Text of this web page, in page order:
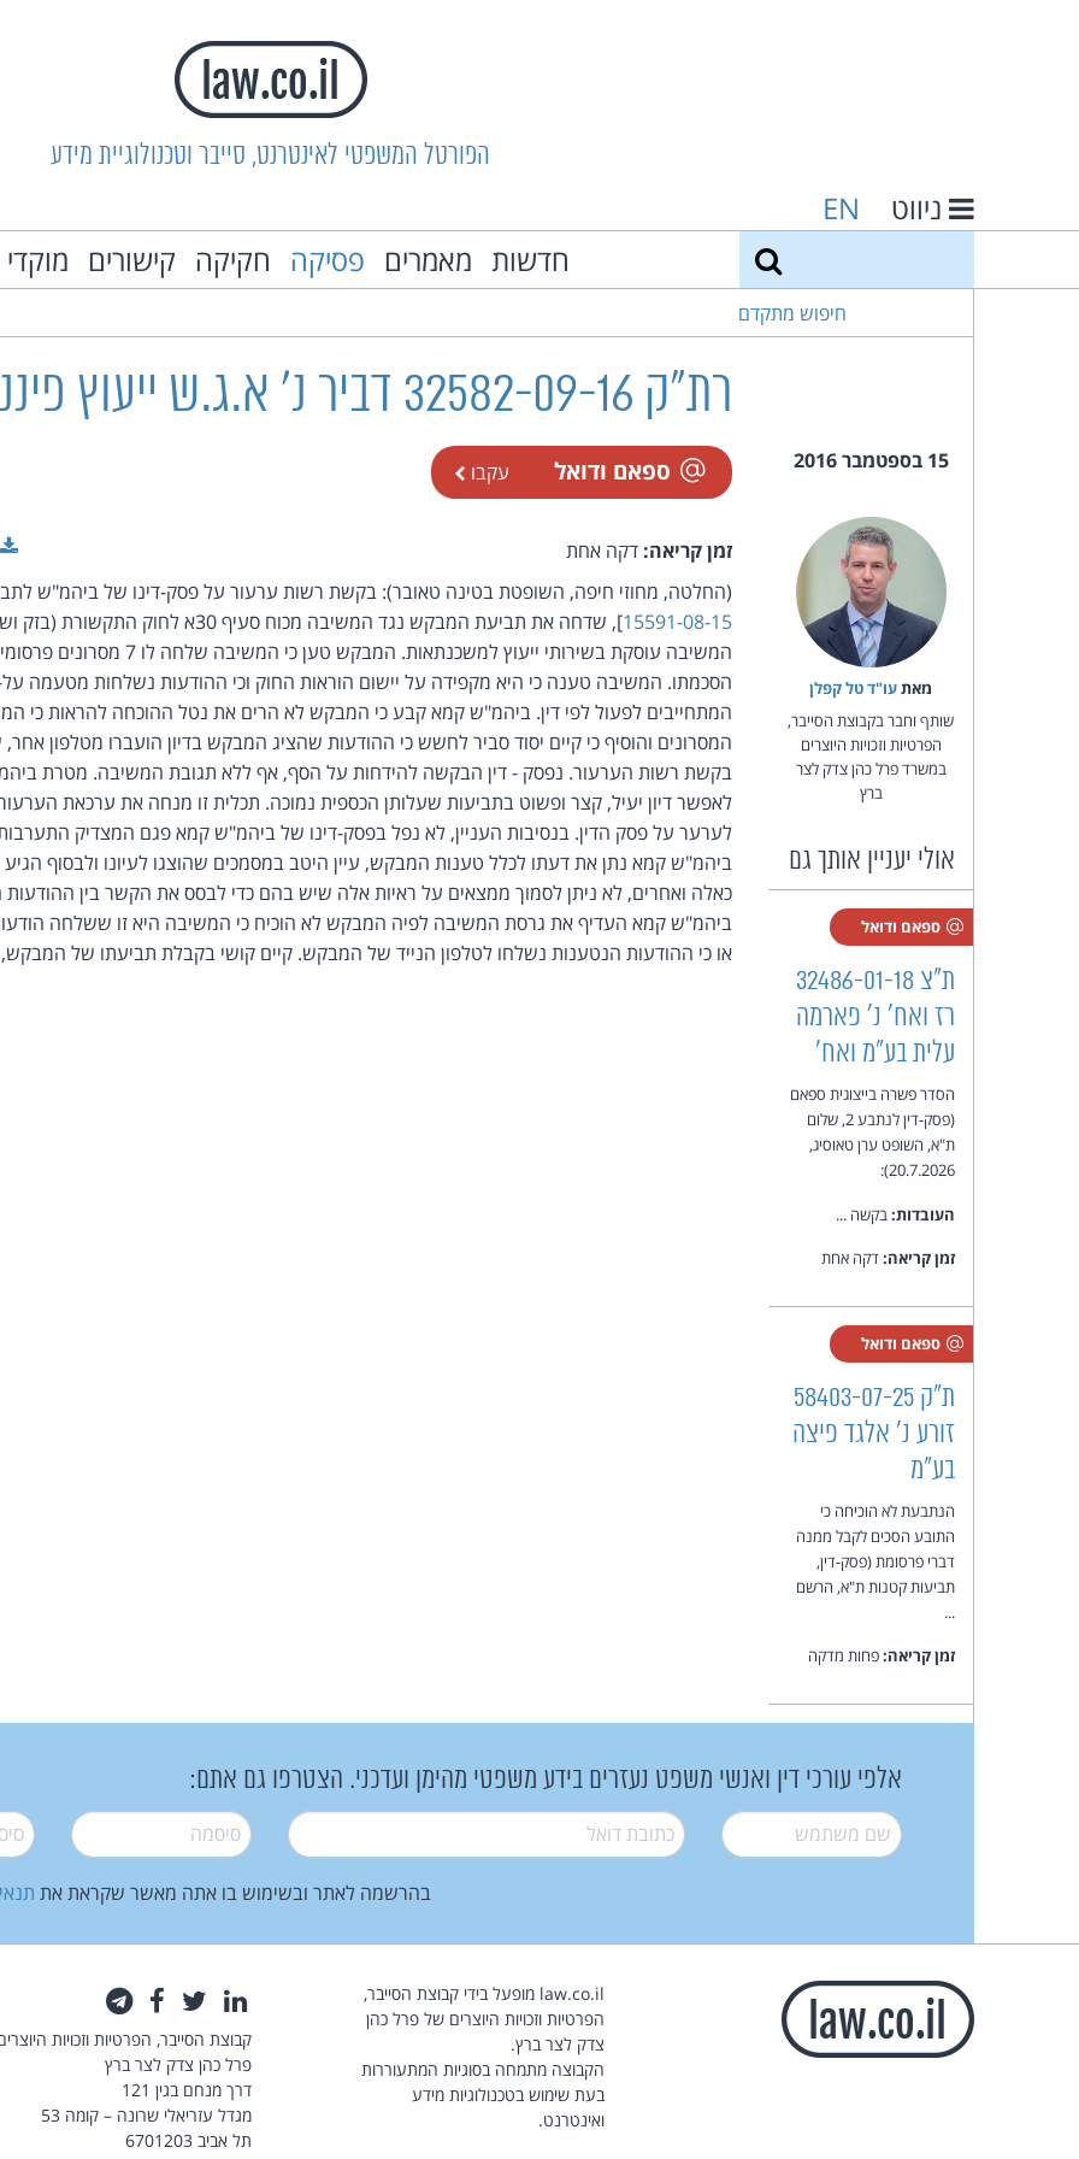
הפורטל המשפטי לאינטרנט, סייבר וטכנולוגיית מידע
ניווט EN
חדשות מאמרים פסיקה חקיקה קישורים
חיפוש מתקדם
רת"ק 32582-09-16 דביר נ' א.ג.ש ייעוץ פיננסי בע"מ
15 בספטמבר 2016 ספאם ודואל עקבו
מאת‏עו"ד טל קפלן
שותף וחבר בקבוצת הסייבר,
הפרטיות וזכויות היוצרים
במשרד פרל כהן צדק לצר
ברץ
אולי יעניין אותך גם
ספאם ודואל
ת"צ 32486-01-18
רז ואח' נ' פארמה
עלית בע"מ ואח'
הסדר פשרה בייצוגית ספאם
(פסק-דין לנתבע 2, שלום
ת"א, השופט ערן טאוסיג,
20.7.2026):
העובדות:בקשה ...
זמן קריאה:דקה אחת
ספאם ודואל
ת"ק 58403-07-25
זורע נ' אלגד פיצה
בע"מ
הנתבעת לא הוכיחה כי
התובע הסכים לקבל ממנה
דברי פרסומת (פסק-דין,
תביעות קטנות ת"א, הרשם
...
זמן קריאה:פחות מדקה
זמן קריאה: דקה אחת
(החלטה, מחוזי חיפה, השופטת בטינה טאובר): בקשת רשות ערעור על פסק-דינו של ביהמ"ש
15591-08-15
המשיבה עוסקת בשירותי ייעוץ למשכנתאות. המבקש
הסכמתו. המשיבה טענה כי היא מקפידה על יישום הוראות החוק וכי ההודעות נשלחות מטעמה על-
המתחייבים לפעול לפי דין. ביהמ"ש קמא קבע כי המבקש לא הרים את נטל ההוכחה להראות כי
המסרונים והוסיף כי קיים יסוד סביר לחשש כי ההודעות שהציג המבקש בדיון הועברו מטלפון
בקשת רשות הערעור. נפסק - דין הבקשה להידחות על הסף, אף ללא תגובת המשיבה. מטרת
לאפשר דיון יעיל, קצר ופשוט בתביעות שעלותן הכספית נמוכה. תכלית זו מנחה את ערכאת
לערער על פסק הדין. בנסיבות העניין, לא נפל בפסק-דינו של ביהמ"ש קמא פגם המצדיק
ביהמ"ש קמא נתן את דעתו לכלל טענות המבקש, עיין היטב במסמכים שהוצגו לעיונו ולבסוף
כאלה ואחרים, לא ניתן לסמוך ממצאים על ראיות אלה שיש בהם כדי לבסס את הקשר בין ההודעות
ביהמ"ש קמא העדיף את גרסת המשיבה לפיה המבקש לא הוכיח כי המשיבה היא זו ששלחה הודעות
או כי ההודעות הנטענות נשלחו לטלפון הנייד של המבקש. קיים קושי בקבלת תביעתו של
אלפי עורכי דין ואנשי משפט נעזרים בידע משפטי מהימן ועדכני. הצטרפו גם אתם:
שם משתמש* דואל* סיסמה*
בהרשמה לאתר ובשימוש בו אתה מאשר שקראת את
law.co.il מופעל בידי קבוצת הסייבר,
הפרטיות וזכויות היוצרים של פרל כהן
צדק לצר ברץ.
הקבוצה מתמחה בסוגיות המתעוררות
בעת שימוש בטכנולוגיות מידע
ואינטרנט.
לינקדאין
טוויטרפייסבוק
קבוצת הסייבר, הפרטיות וזכויות
פרל כהן צדק לצר ברץ
דרך מנחם בגין 121
מגדל עזריאלי שרונה – קומה 53
תל אביב 6701203